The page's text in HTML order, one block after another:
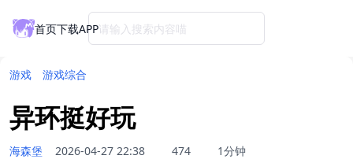
首页下载APP请输入搜索内容喵
游戏 游戏综合
异环挺好玩
海森堡 2026-04-27 22:38 474
1分钟